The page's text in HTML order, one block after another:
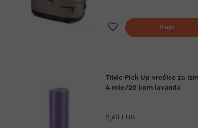
Dodaj na listu
Kupi
Trixie Pick Up vrećice za
4 role/20 kom lavanda
2,60 EUR